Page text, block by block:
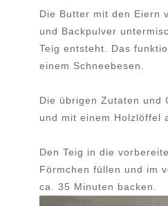
Die Butter mit den Eiern
und Backpulver
Teig entsteht. Das
einem Schneebesen.
Die übrigen Zutaten und
und mit einem Holzlöffel
Den Teig in die
Förmchen füllen und im
ca. 35 Minuten backen.